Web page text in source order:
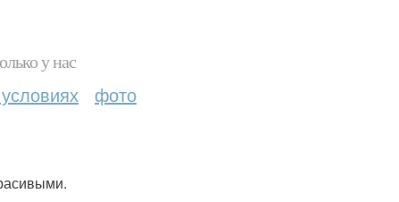
у нас
фото